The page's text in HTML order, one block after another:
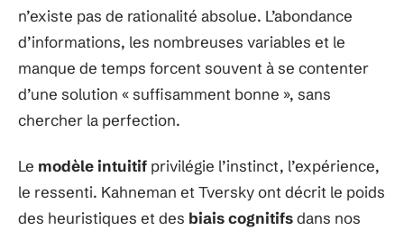
n’existe pas de rationalité absolue. L’abondance
d’informations, les nombreuses variables et le
manque de temps forcent souvent à se contenter
d’une solution « suffisamment bonne », sans
chercher la perfection.
Le modèle intuitif privilégie l’instinct, l’expérience,
le ressenti. Kahneman et Tversky ont décrit le poids
des heuristiques et des biais cognitifsdans nos